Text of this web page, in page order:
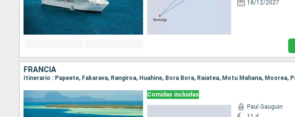
18/12/2027
FRANCIA
Comidas incluidas
Paul Gauguin